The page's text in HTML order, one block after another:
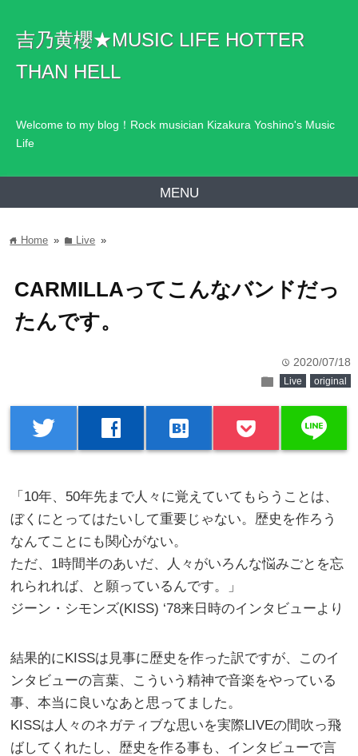
吉乃黄櫻★MUSIC LIFE HOTTER
THAN HELL
Welcome to my blog！Rock musician Kizakura Yoshino's Music
Life
MENU
home Home » folder Live »
CARMILLAってこんなバンドだっ
たんです。
time 2020/07/18
folder Live original
twitter facebook hatenabookmark line
「10年、50年先まで人々に覚えていてもらうことは、
ぼくにとってはたいして重要じゃない。歴史を作ろう
なんてことにも関心がない。
ただ、1時間半のあいだ、人々がいろんな悩みごとを忘
れられれば、と願っているんです。」
ジーン・シモンズ(KISS) ‘78来日時のインタビューより
結果的にKISSは見事に歴史を作った訳ですが、このイ
ンタビューの言葉、こういう精神で音楽をやっている
事、本当に良いなあと思ってました。
KISSは人々のネガティブな思いを実際LIVEの間吹っ飛
ばしてくれたし、歴史を作る事も、インタビューで言